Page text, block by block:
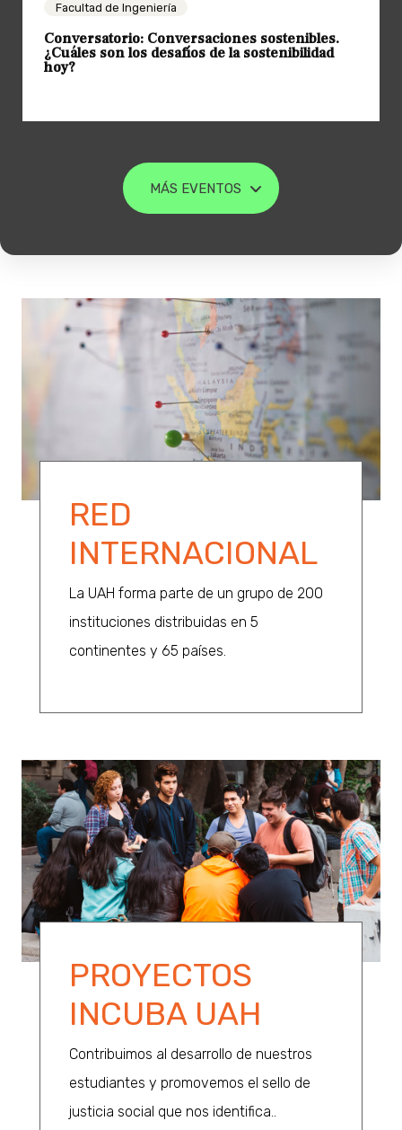
Facultad de Ingeniería
Conversatorio: Conversaciones sostenibles.
¿Cuáles son los desafíos de la sostenibilidad
hoy?
MÁS EVENTOS
RED
INTERNACIONAL
La UAH forma parte de un grupo de 200
instituciones distribuidas en 5
continentes y 65 países.
PROYECTOS
INCUBA UAH
Contribuimos al desarrollo de nuestros
estudiantes y promovemos el sello de
justicia social que nos identifica..